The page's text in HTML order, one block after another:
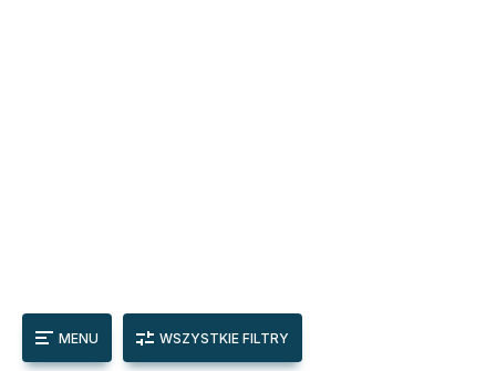
MENU WSZYSTKIE FILTRY